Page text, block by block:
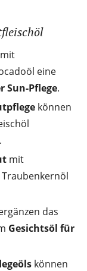
eine
Sun-Pflege.
können
mit
das
Gesichtsöl für
können